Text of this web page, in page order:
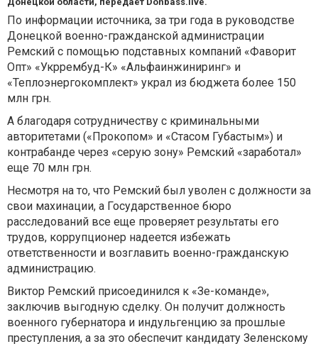
По информации источника, за три года в руководстве
Донецкой военно-гражданской администрации
Ремский с помощью подставных компаний «Фаворит
Опт» «Укррембуд-К» «Альфаинжиниринг» и
«Теплоэнергокомплект» украл из бюджета более 150
млн грн.
А благодаря сотрудничеству с криминальными
авторитетами («Прокопом» и «Стасом Губастым») и
контрабанде через «серую зону» Ремский «заработал»
еще 70 млн грн.
Несмотря на то, что Ремский был уволен с должности за
свои махинации, а Государственное бюро
расследований все еще проверяет результаты его
трудов, коррупционер надеется избежать
ответственности и возглавить военно-гражданскую
администрацию.
Виктор Ремский присоединился к «Зе-команде»,
заключив выгодную сделку. Он получит должность
военного губернатора и индульгенцию за прошлые
преступления, а за это обеспечит кандидату Зеленскому